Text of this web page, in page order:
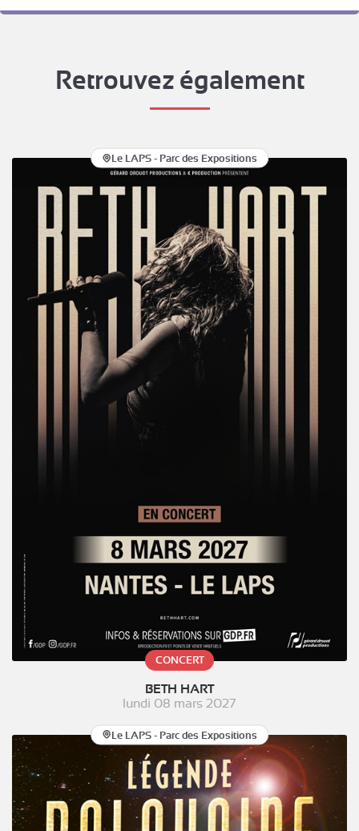
Retrouvez également
Le LAPS - Parc des Expositions
CONCERT
BETH HART
lundi 08 mars 2027
Le LAPS - Parc des Expositions